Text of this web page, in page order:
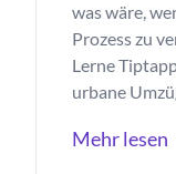
was wäre,
Prozess zu
Lerne
urbane
Mehr lesen